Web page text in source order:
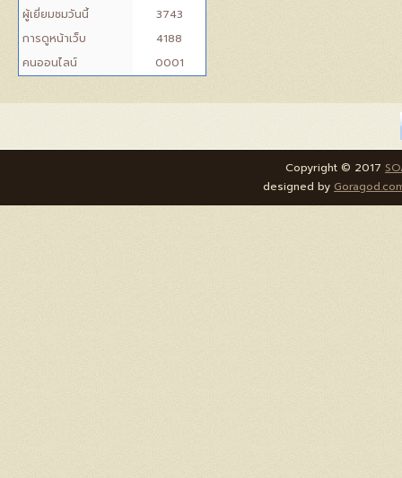
ผู้เยี่ยมชมวันนี้
3743
การดูหน้าเว็บ
4188
คนออนไลน์
0001
Copyright © 2017
designed by